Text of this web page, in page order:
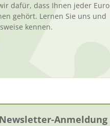
dafür, dass Ihnen jeder Euro
gehört. Lernen Sie uns und
kennen.
Newsletter-Anmeldung